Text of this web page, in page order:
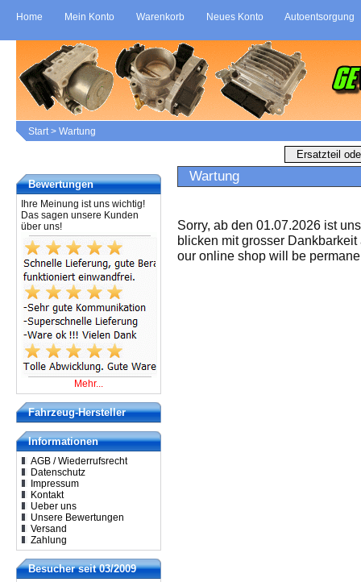
Home Mein Konto Warenkorb Neues Konto Autoentsorgung
Start> Wartung
Wartung
Sorry, ab den 01.07.2026 ist
blicken mit grosser
our online shop will be
Bewertungen
Ihre Meinung ist uns wichtig!
Das sagen unsere Kunden
über uns!
Mehr...
Fahrzeug-Hersteller
Informationen
AGB / Wiederrufsrecht
Datenschutz
Impressum
Kontakt
Ueber uns
Unsere Bewertungen
Versand
Zahlung
Besucher seit 03/2009